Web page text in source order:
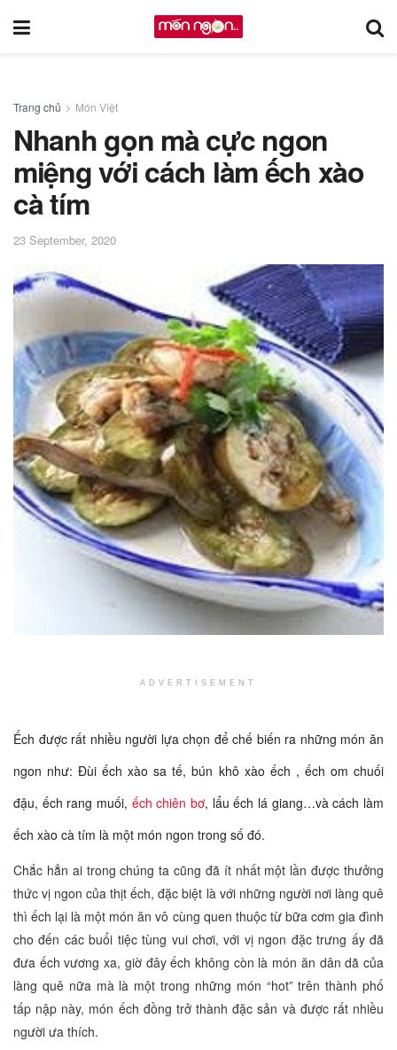
Trang chủ Món Việt
Nhanh gọn mà cực ngon
miệng với cách làm ếch xào
cà tím
23 September, 2020
ADVERTISEMENT
Ếch được rất nhiều người lựa chọn để chế biến ra những món ăn
ngon như: Đùi ếch xào sa tế, bún khô xào ếch , ếch om chuối
đậu, ếch rang muối, ếch chiên bơ, lẩu ếch lá giang…và cách làm
ếch xào cà tím là một món ngon trong số đó.
Chắc hẳn ai trong chúng ta cũng đã ít nhất một lần được thưởng
thức vị ngon của thịt ếch, đặc biệt là với những người nơi làng quê
thì ếch lại là một món ăn vô cùng quen thuộc từ bữa cơm gia đình
cho đến các buổi tiệc tùng vui chơi, với vị ngon đặc trưng ấy đã
đưa ếch vương xa, giờ đây ếch không còn là món ăn dân dã của
làng quê nữa mà là một trong những món “hot” trên thành phố
tấp nập này, món ếch đồng trở thành đặc sản và được rất nhiều
người ưa thích.